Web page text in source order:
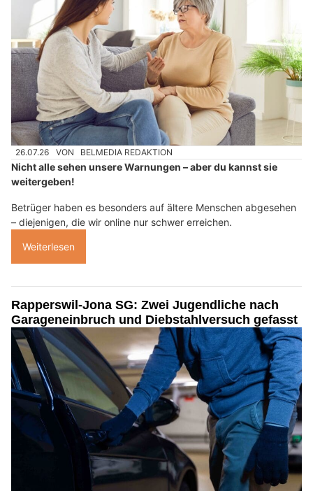
26.07.26 VON BELMEDIA REDAKTION
Nicht alle sehen unsere Warnungen – aber du kannst sie
weitergeben!
Betrüger haben es besonders auf ältere Menschen abgesehen
– diejenigen, die wir online nur schwer erreichen.
Weiterlesen
Rapperswil-Jona SG: Zwei Jugendliche nach
Garageneinbruch und Diebstahlversuch gefasst